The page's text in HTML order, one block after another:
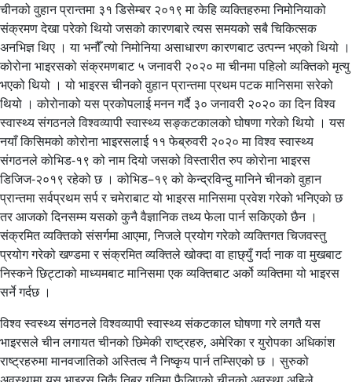
चीनको वुहान प्रान्तमा ३१ डिसेम्बर २०१९ मा केहि व्यक्तिहरुमा निमोनियाको
संक्रमण देखा परेको थियो जसको कारणबारे त्यस समयको सबै चिकित्सक
अनभिज्ञ थिए । या भनौँ त्यो निमोनिया असाधारण कारणबाट उत्पन्न भएको थियो ।
कोरोना भाइरसको संक्रमणबाट ५ जनावरी २०२० मा चीनमा पहिलो व्यक्तिको मृत्यु
भएको थियो । यो भाइरस चीनको वुहान प्रान्तमा प्रथम पटक मानिसमा सरेको
थियो । कोरोनाको यस प्रकोपलाई मनन गर्दै ३० जनावरी २०२० का दिन विश्व
स्वास्थ्य संगठनले विश्वव्यापी स्वास्थ्य सङ्कटकालको घोषणा गरेको थियो । यस
नयाँ किसिमको कोरोना भाइरसलाई ११ फेब्रुवरी २०२० मा विश्व स्वास्थ्य
संगठनले काेभिड-१९ को नाम दियो जसको विस्तारीत रुप काेराेना भाइरस
डिजिज-२०१९ रहेको छ । कोभिड–१९ को केन्द्रविन्दु मानिने चीनको वुहान
प्रान्तमा सर्वप्रथम सर्प र चमेराबाट यो भाइरस मानिसमा प्रवेश गरेको भनिएकाे छ
तर आजको दिनसम्म यसको कुनै वैज्ञानिक तथ्य फेला पार्न सकिएको छैन ।
संक्रमित व्यक्तिको संसर्गमा आएमा, निजले प्रयोग गरेको व्यक्तिगत चिजवस्तु
प्रयोग गरेको खण्डमा र संक्रमित व्यक्तिले खोक्दा वा हाछ्युँ गर्दा नाक वा मुखबाट
निस्कने छिट्टाको माध्यमबाट मानिसमा एक व्यक्तिबाट अर्को व्यक्तिमा यो भाइरस
सर्ने गर्दछ ।
विश्व स्वस्थ्य संगठनले विश्वव्यापी स्वास्थ्य संकटकाल घोषणा गरे लगतै यस
भाइरसले चीन लगायत चीनको छिमेकी राष्ट्रहरु, अमेरिका र युरोपका अधिकांश
राष्ट्रहरुमा मानवजातिको अस्तित्व नै निष्कृय पार्न तम्सिएको छ । सुरुको